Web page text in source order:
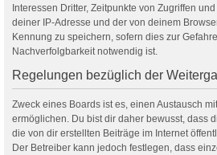
Interessen Dritter, Zeitpunkte von Zugriffen
deiner IP-Adresse und der von deinem
Kennung zu speichern, sofern dies zur
Nachverfolgbarkeit notwendig ist.
Regelungen bezüglich der
Zweck eines Boards ist es, einen Austausch
ermöglichen. Du bist dir daher bewusst, dass
die von dir erstellten Beiträge im Internet
Der Betreiber kann jedoch festlegen, dass